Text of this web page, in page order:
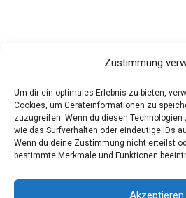
Zustimmung
Um dir ein optimales Erlebnis zu bieten,
Cookies, um Geräteinformationen zu
zuzugreifen. Wenn du diesen
wie das Surfverhalten oder eindeutige IDs
Wenn du deine Zustimmung nicht erteilst
bestimmte Merkmale und Funktionen
Akzeptieren
Datenschutz
Impressum
AGB